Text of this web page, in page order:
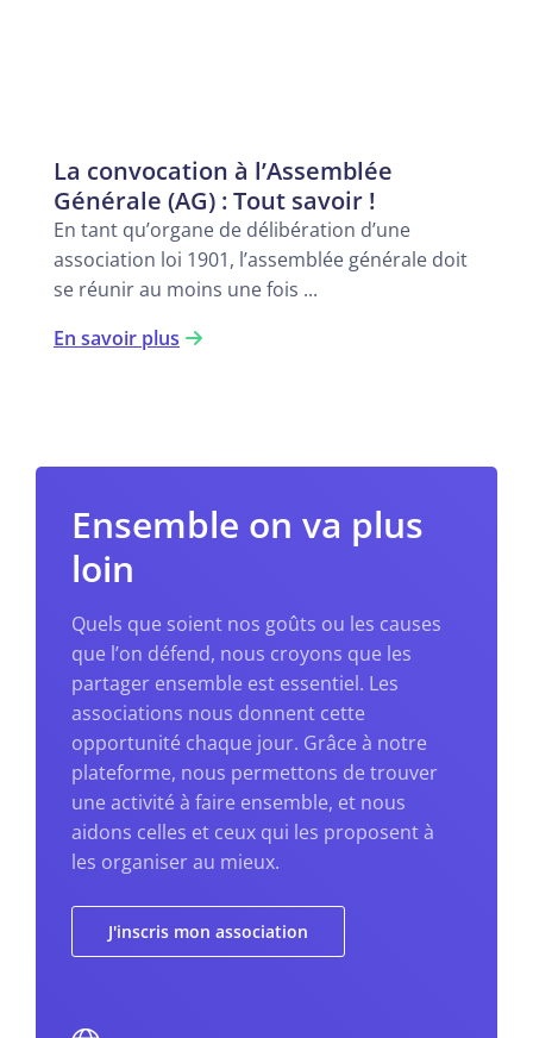
La convocation à l’Assemblée
Générale (AG) : Tout savoir !
En tant qu’organe de délibération d’une
association loi 1901, l’assemblée générale doit
se réunir au moins une fois ...
En savoir plus
Ensemble on va plus
loin
Quels que soient nos goûts ou les causes
que l’on défend, nous croyons que les
partager ensemble est essentiel. Les
associations nous donnent cette
opportunité chaque jour. Grâce à notre
plateforme, nous permettons de trouver
une activité à faire ensemble, et nous
aidons celles et ceux qui les proposent à
les organiser au mieux.
J'inscris mon association